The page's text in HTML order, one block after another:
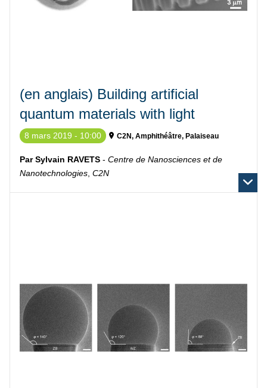
(en anglais) Building artificial
quantum materials with light
8 mars 2019 - 10:00 C2N, Amphithéâtre, Palaiseau
Par Sylvain RAVETS - Centre de Nanosciences et de
Nanotechnologies C2N